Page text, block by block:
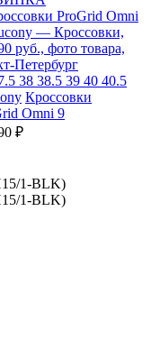
38 38.5 39 40 40.5
Кроссовки
Omni 9
₽